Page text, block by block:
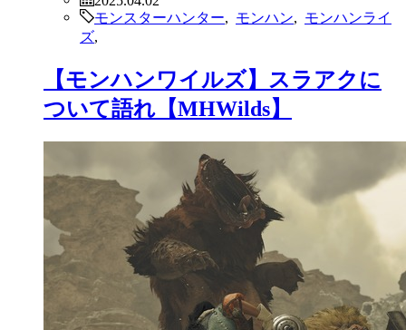
モンスターハンター
モンハン
モンハンライ
ズ
【モンハンワイルズ】スラアクに
ついて語れ【MHWilds】